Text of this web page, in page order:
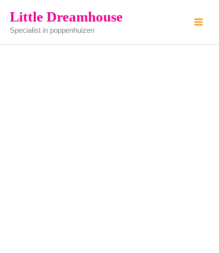
naar
inhoud
Little Dreamhouse
Specialist in poppenhuizen
vloer
-
kunststof
-